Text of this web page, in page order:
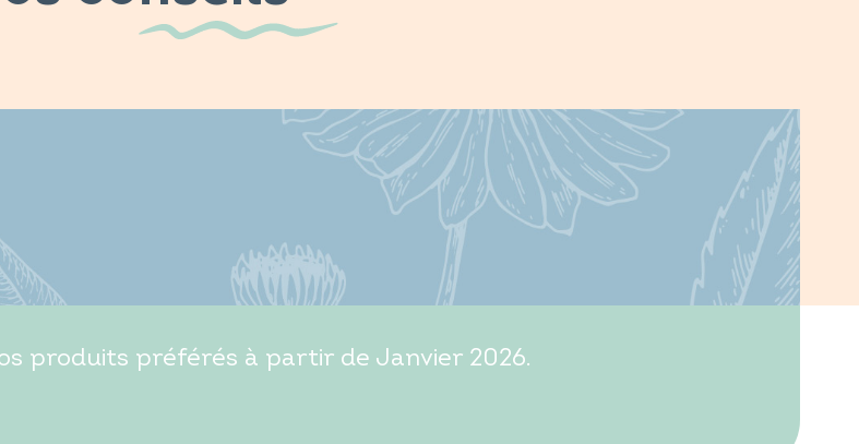
produits préférés à partir de Janvier 2026.